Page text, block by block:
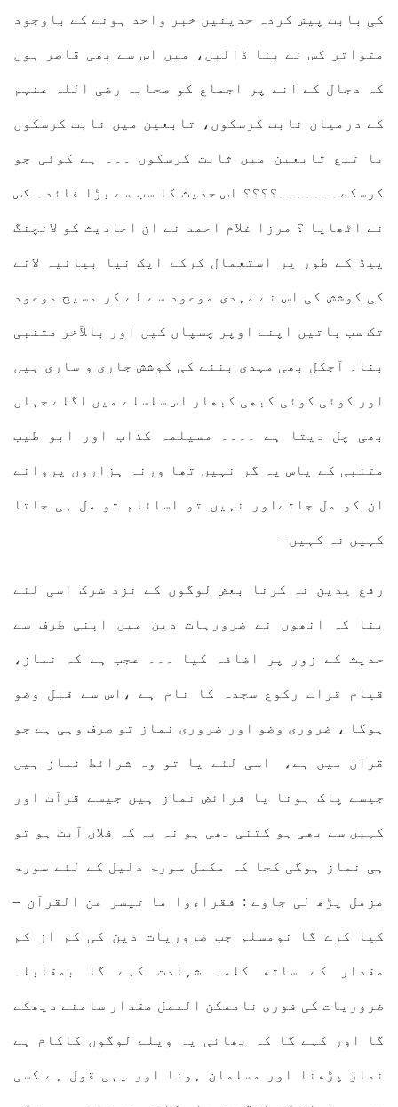
کی بابت پیش کردہ حدیثیں خبر واحد ہونے کے باوجود
متواتر کس نے بنا ڈالیں، میں اس سے بھی قاصر ہوں
کہ دجال کے آنے پر اجماع کو صحابہ رضی اللہ عنہم
کے درمیان ثابت کرسکوں، تابعین میں ثابت کرسکوں
یا تبع تابعین میں ثابت کرسکوں ۔۔۔ ہے کوئی جو
کرسکے۔۔۔۔۔۔۔؟؟؟؟ اس حدٰیث کا سب سے بڑا فائدہ کس
نے اٹھایا ؟ مرزا غلام احمد نے ان احادیث کو لانچنگ
پیڈ کے طور پر استعمال کرکے ایک نیا بیانیہ لانے
کی کوشش کی اس نے مہدی موعود سے لے کر مسیح موعود
تک سب باتیں اپنے اوپر چسپاں کیں اور بالآخر متنبی
بنا۔ آجکل بھی مہدی بننے کی کوشش جاری و ساری ہیں
اور کوئی کوئی کبھی کبھار اس سلسلے میں اگلے جہاں
بھی چل دیتا ہے ۔۔۔۔ مسیلمہ کذاب اور ابو طیب
متنبی کے پاس یہ گر نہیں تھا ورنہ ہزاروں پروانے
ان کو مل جاتےاور نہیں تو اسائلم تو مل ہی جاتا
کہیں نہ کہیں –
رفع یدین نہ کرنا بعض لوگوں کے نزد شرک اسی لئے
بنا کہ انھوں نے ضرورہات دین میں اپنی طرف سے
حدیث کے زور پر اضافہ کیا ۔۔۔ عجب ہے کہ نماز،
قیام قرات رکوع سجدہ کا نام ہے ،اس سے قبل وضو
ہوگا ، ضروری وضو اور ضروری نماز تو صرف وہی ہے جو
قرآن میں ہے، اسی لئے یا تو وہ شرائط نماز ہیں
جیسے پاک ہونا یا فرائض نماز ہیں جیسے قرآت اور
کہیں سے بھی ہو کتنی بھی ہو نہ یہ کہ فلاں آیت ہو تو
ہی نماز ہوگی کجا کہ مکمل سورۃ دلیل کے لئے سورۃ
مزمل پڑھ لی جاوے : فقراءوا ما تیسر من القرآن –
کیا کرے گا نومسلم جب ضروریات دین کی کم از کم
مقدار کے ساتھ کلمہ شہادت کہے گا بمقابلہ
ضروریات کی فوری ناممکن العمل مقدار سامنے دیھکے
گا اور کہے گا کہ بھائی یہ ویلے لوگوں کاکام ہے
نماز پڑھنا اور مسلمان ہونا اور یہی قول ہے کسی